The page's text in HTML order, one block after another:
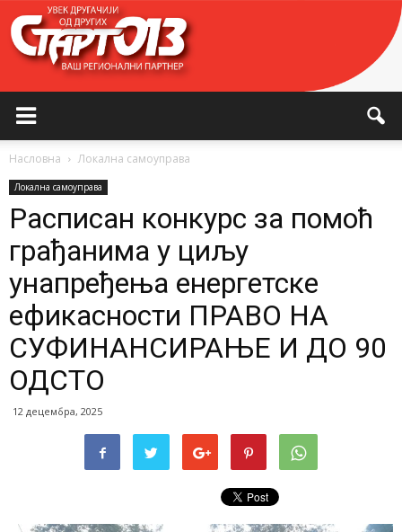
Насловна Локална самоуправа
Локална самоуправа
Расписан конкурс за помоћ
грађанима у циљу
унапређења енергетске
ефикасности ПРАВО НА
СУФИНАНСИРАЊЕ И ДО 90
ОДСТО
12 децембра, 2025